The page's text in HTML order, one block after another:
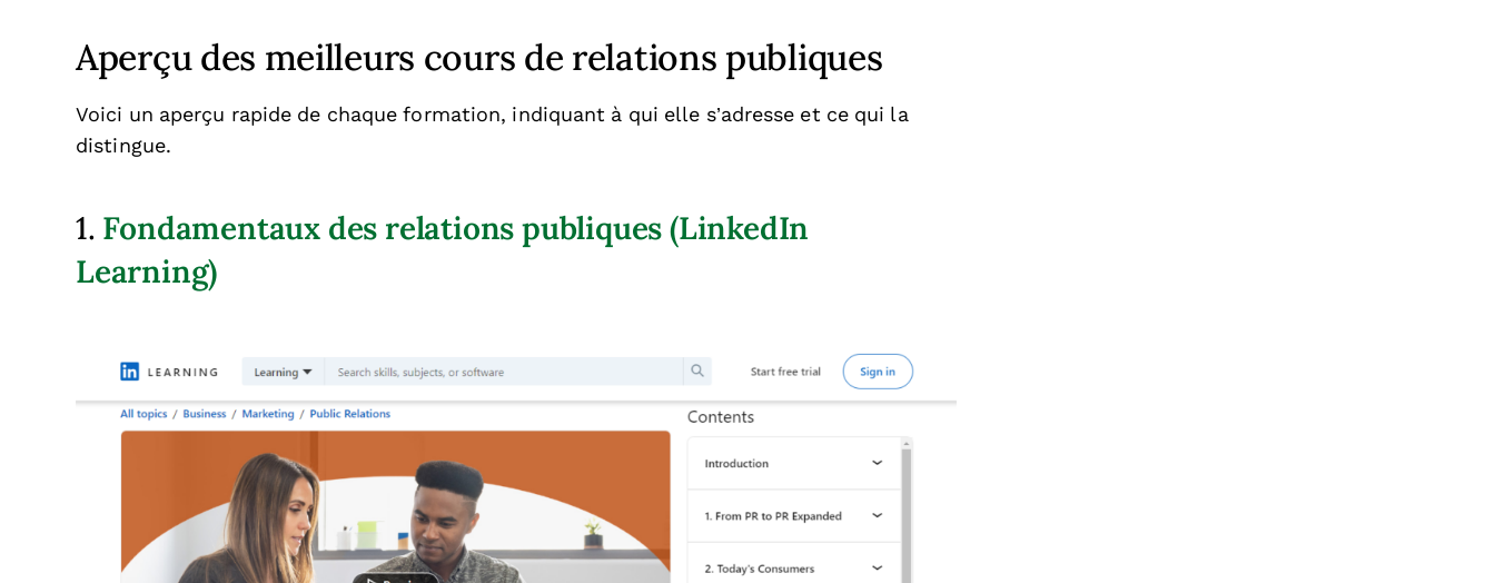
Aperçu des meilleurs cours de relations publiques
Voici un aperçu rapide de chaque formation, indiquant à qui elle s’adresse et ce qui la
distingue.
1. Fondamentaux des relations publiques (LinkedIn
Learning)